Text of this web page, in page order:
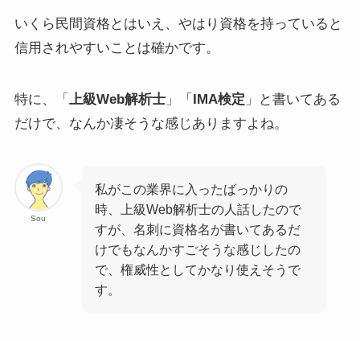
いくら民間資格とはいえ、やはり資格を持っていると
信用されやすいことは確かです。
特に、「 上級Web解析士」「 IMA検定 」と書いてある
だけで、なんか凄そうな感じありますよね。
Sou
私がこの業界に入ったばっかりの
時、上級Web解析士の人話したので
すが、名刺に資格名が書いてあるだ
けでもなんかすごそうな感じしたの
で、権威性としてかなり使えそうで
す。